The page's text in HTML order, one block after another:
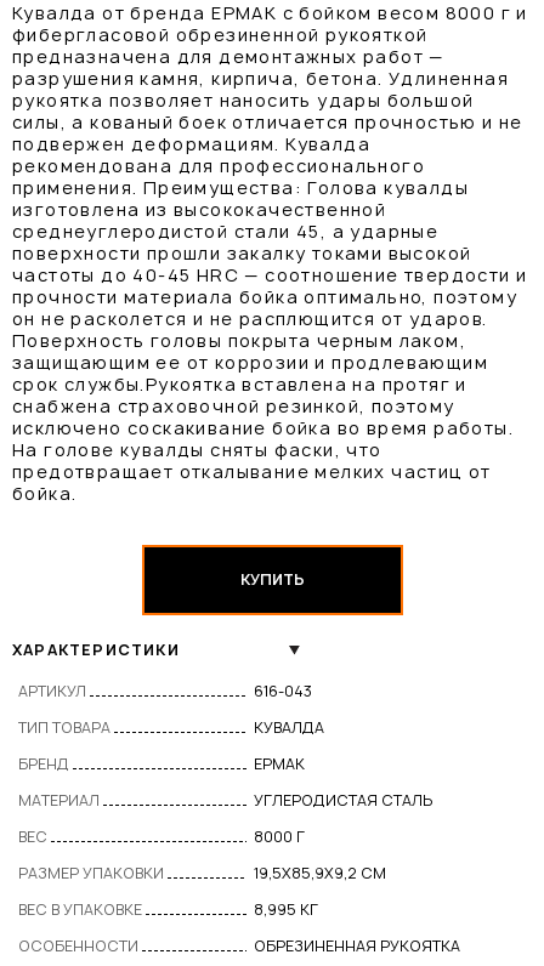
Кувалда от бренда ЕРМАК с бойком весом 8000 г и
фибергласовой обрезиненной рукояткой
предназначена для демонтажных работ —
разрушения камня, кирпича, бетона. Удлиненная
рукоятка позволяет наносить удары большой
силы, а кованый боек отличается прочностью и не
подвержен деформациям. Кувалда
рекомендована для профессионального
применения. Преимущества: Голова кувалды
изготовлена из высококачественной
среднеуглеродистой стали 45, а ударные
поверхности прошли закалку токами высокой
частоты до 40-45 HRC — соотношение твердости и
прочности материала бойка оптимально, поэтому
он не расколется и не расплющится от ударов.
Поверхность головы покрыта черным лаком,
защищающим ее от коррозии и продлевающим
срок службы.Рукоятка вставлена на протяг и
снабжена страховочной резинкой, поэтому
исключено соскакивание бойка во время работы.
На голове кувалды сняты фаски, что
предотвращает откалывание мелких частиц от
бойка.
КУПИТЬ
ХАРАКТЕРИСТИКИ
АРТИКУЛ
616-043
ТИП ТОВАРА
КУВАЛДА
БРЕНД
ЕРМАК
МАТЕРИАЛ
УГЛЕРОДИСТАЯ СТАЛЬ
ВЕС
8000 Г
РАЗМЕР УПАКОВКИ
19,5Х85,9Х9,2 СМ
ВЕС В УПАКОВКЕ
8,995 КГ
ОСОБЕННОСТИ
ОБРЕЗИНЕННАЯ РУКОЯТКА